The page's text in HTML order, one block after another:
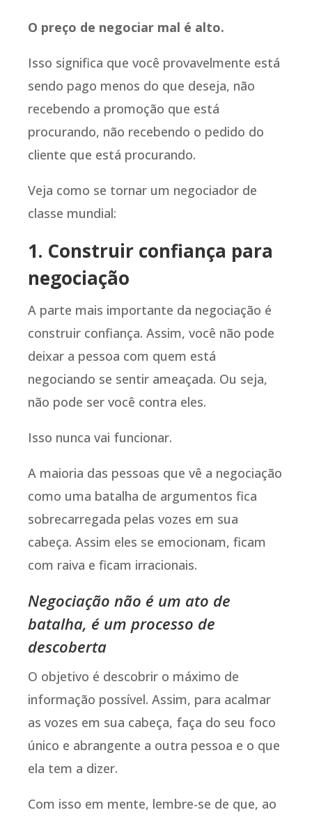
O preço de negociar mal é alto.
Isso significa que você provavelmente está
sendo pago menos do que deseja, não
recebendo a promoção que está
procurando, não recebendo o pedido do
cliente que está procurando.
Veja como se tornar um negociador de
classe mundial:
1. Construir confiança para
negociação
A parte mais importante da negociação é
construir confiança. Assim, você não pode
deixar a pessoa com quem está
negociando se sentir ameaçada. Ou seja,
não pode ser você contra eles.
Isso nunca vai funcionar.
A maioria das pessoas que vê a negociação
como uma batalha de argumentos fica
sobrecarregada pelas vozes em sua
cabeça. Assim eles se emocionam, ficam
com raiva e ficam irracionais.
Negociação não é um ato de
batalha, é um processo de
descoberta
O objetivo é descobrir o máximo de
informação possível. Assim, para acalmar
as vozes em sua cabeça, faça do seu foco
único e abrangente a outra pessoa e o que
ela tem a dizer.
Com isso em mente, lembre-se de que, ao